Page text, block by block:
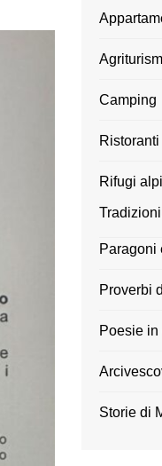
Camping
Ristoranti
Rifugi
Paragoni
Proverbi
Poesie
Storie di